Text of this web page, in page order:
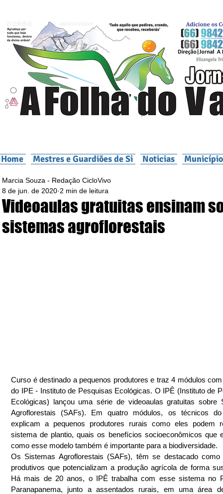
Home Mestres e Guardiões de Si Noticias
Videoaulas gratuitas ensinam
sistemas agroflorestais
Marcia Souza - Redação CicloVivo
8 de jun. de 2020 2 min de leitura
Curso é destinado a pequenos produtores e traz 4 módulos
do IPE - Instituto de Pesquisas Ecológicas. O IPÊ (Instituto de
Ecológicas) lançou uma série de videoaulas gratuitas sobre
Agroflorestais (SAFs). Em quatro módulos, os técnicos do
explicam a pequenos produtores rurais como eles podem
sistema de plantio, quais os benefícios socioeconômicos que
como esse modelo também é importante para a biodiversidade.
Os Sistemas Agroflorestais (SAFs), têm se destacado como
produtivos que potencializam a produção agrícola de forma
Há mais de 20 anos, o IPÊ trabalha com esse sistema no
Paranapanema, junto a assentados rurais, em uma área